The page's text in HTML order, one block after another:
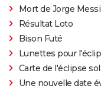
Mort de Jorge Messi
Résultat Loto
Bison Futé
Lunettes pour
Carte de l'éclipse
Une nouvelle date